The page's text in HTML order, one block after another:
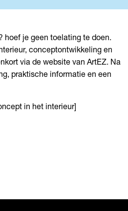
hoef je geen toelating te doen.
conceptontwikkeling en
via de website van ArtEZ. Na
praktische informatie en een
in het interieur]